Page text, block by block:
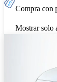
Compra con
Mostrar solo